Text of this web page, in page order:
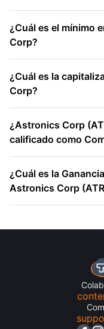
¿Cuál es el mínimo
Corp?
¿Cuál es la
Corp?
¿Astronics Corp
calificado como
¿Cuál es la
Astronics Corp